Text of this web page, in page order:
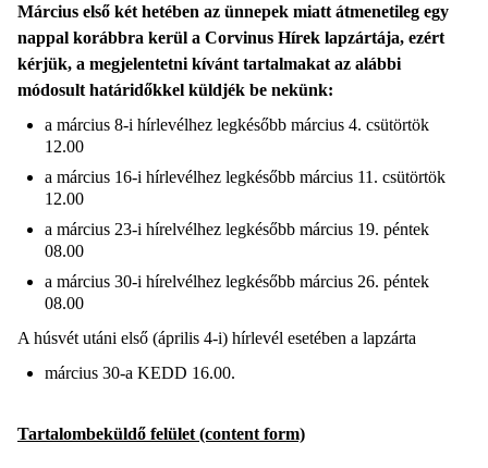
Március első két hetében az ünnepek miatt átmenetileg egy
nappal korábbra kerül a Corvinus Hírek lapzártája, ezért
kérjük, a megjelentetni kívánt tartalmakat az alábbi
módosult határidőkkel küldjék be nekünk:
a március 8-i hírlevélhez legkésőbb március 4. csütörtök
12.00
a március 16-i hírlevélhez legkésőbb március 11. csütörtök
12.00
a március 23-i hírelvélhez legkésőbb március 19. péntek
08.00
a március 30-i hírelvélhez legkésőbb március 26. péntek
08.00
A húsvét utáni első (április 4-i) hírlevél esetében a lapzárta
március 30-a KEDD 16.00.
Tartalombeküldő felület (content form)